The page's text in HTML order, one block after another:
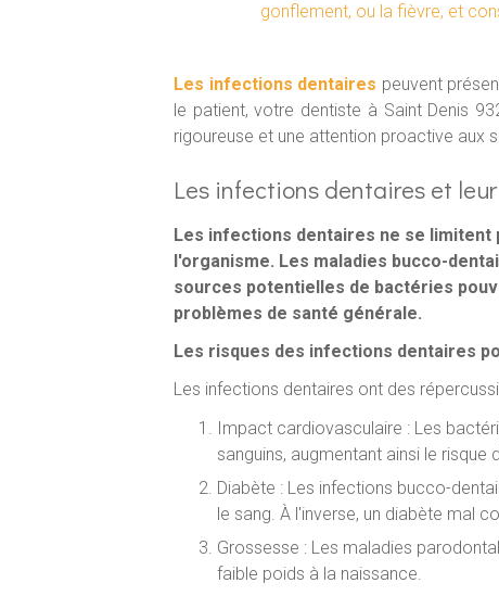
gonflement, ou la fièvre, et
Les infections dentaires peuvent
le patient, votre dentiste à Saint Denis
rigoureuse et une attention proactive aux
Les infections dentaires et
Les infections dentaires ne se limitent
l'organisme. Les maladies bucco-
sources potentielles de bactéries
problèmes de santé générale.
Les risques des infections dentaires
Les infections dentaires ont des
Impact cardiovasculaire : Les
sanguins, augmentant ainsi le
Diabète : Les infections bucco-
le sang. À l'inverse, un diabète mal
Grossesse : Les maladies
faible poids à la naissance.